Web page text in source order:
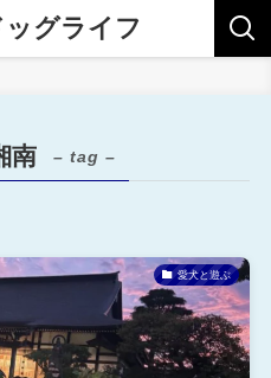
グライフ
南 – tag –
愛犬と遊ぶ